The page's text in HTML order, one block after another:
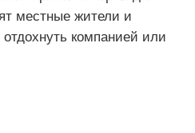
местные жители и
компанией или